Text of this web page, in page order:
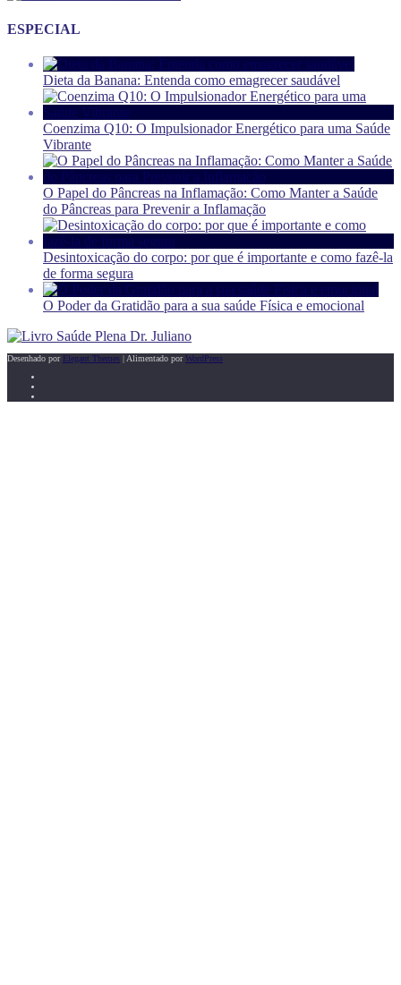
ESPECIAL
Dieta da Banana: Entenda como emagrecer saudável
Coenzima Q10: O Impulsionador Energético para uma Saúde
Vibrante
O Papel do Pâncreas na Inflamação: Como Manter a Saúde
do Pâncreas para Prevenir a Inflamação
Desintoxicação do corpo: por que é importante e como fazê-la
de forma segura
O Poder da Gratidão para a sua saúde Física e emocional
Desenhado por Elegant Themes | Alimentado porWordPress